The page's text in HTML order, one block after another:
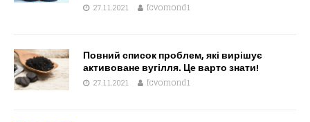
27.11.2021 fcvomond1
Повний список проблем, які вирішує
активоване вугілля. Це варто знати!
27.11.2021 fcvomond1